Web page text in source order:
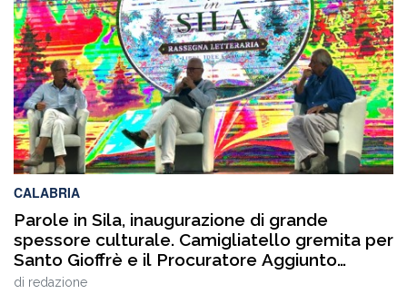
della cultura italiana e internazionale, anche per
quest’annoLYRIKS – Laboratorio Interdisciplinare […]
CALABRIA
Parole in Sila, inaugurazione di grande
spessore culturale. Camigliatello gremita per
Santo Gioffrè e il Procuratore Aggiunto
Stefano Musolino
di redazione